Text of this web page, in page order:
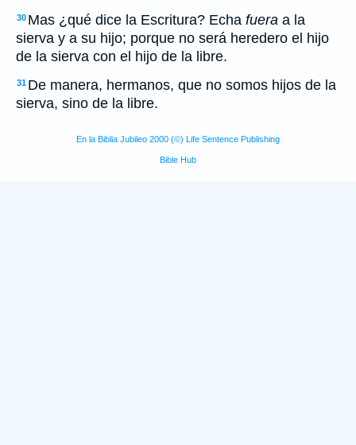
30 Mas ¿qué dice la Escritura? Echa fuera a la
sierva y a su hijo; porque no será heredero el hijo
de la sierva con el hijo de la libre.
31 De manera, hermanos, que no somos hijos de la
sierva, sino de la libre.
En la Biblia Jubileo 2000 (©) Life Sentence Publishing
Bible Hub